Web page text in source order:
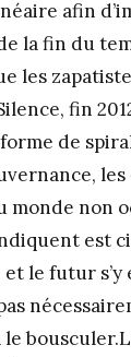
afin
la fin du
les
fin
de
les
monde non
est
et le futur